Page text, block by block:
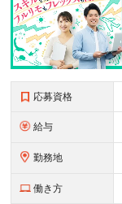
応募資格
給与
勤務地
働き方